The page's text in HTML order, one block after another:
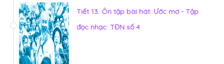
Tiết 13. Ôn tập bài hát: Ước mơ - Tập
đọc nhạc: TĐN số 4